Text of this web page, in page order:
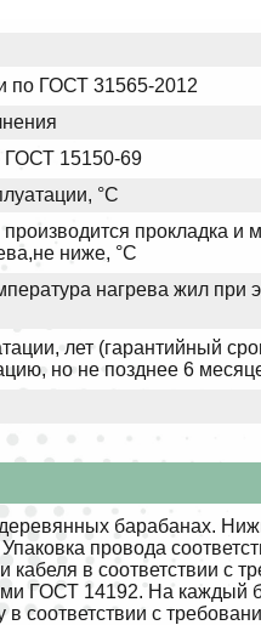
по ГОСТ 31565-2012
ГОСТ 15150-69
°С
прокладка и
ниже, °С
нагрева жил при
лет (гарантийный
но не позднее 6
барабанах.
провода
кабеля в соответствии
ГОСТ 14192. На каждый
соответствии с